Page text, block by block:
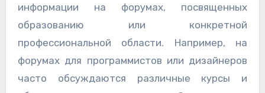
информации на форумах, посвященных
образованию или конкретной
профессиональной области. Например, на
форумах для программистов или дизайнеров
часто обсуждаются различные курсы и